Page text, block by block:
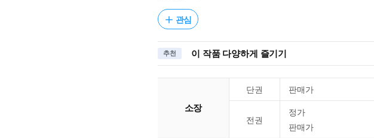
관심
추천 이 작품 다양하게 즐기기
소장
단권 판매가
전권
정가
판매가